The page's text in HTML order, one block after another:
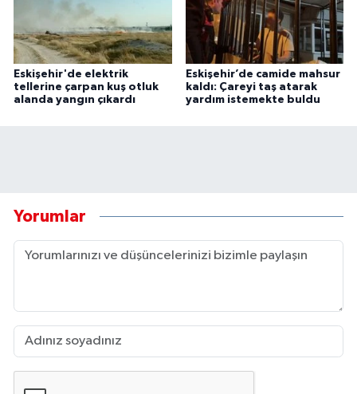
Eskişehir'de elektrik
tellerine çarpan kuş otluk
alanda yangın çıkardı
Eskişehir’de camide mahsur
kaldı: Çareyi taş atarak
yardım istemekte buldu
Yorumlar